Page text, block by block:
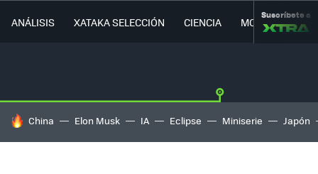
ANÁLISIS XATAKA SELECCIÓN CIENCIA MOVILIDAD
Suscríbete a
HOY SE HABLA DE
China Elon Musk IA Eclipse Miniserie Japón